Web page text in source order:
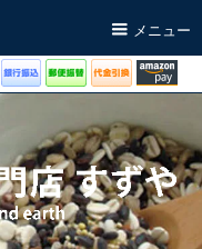
メニュー